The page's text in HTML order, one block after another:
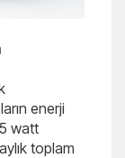
enerji
watt
toplam